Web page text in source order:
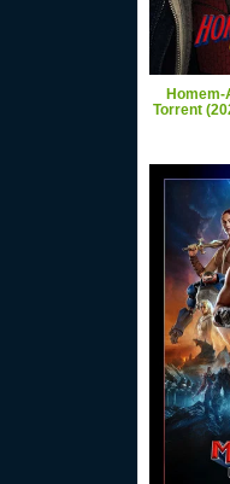
Torrent